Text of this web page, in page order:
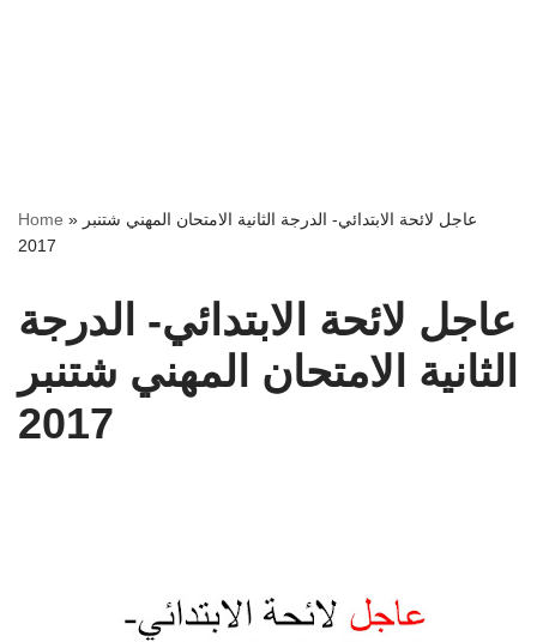
Home » عاجل لائحة الابتدائي- الدرجة الثانية الامتحان المهني شتنبر
2017
عاجل لائحة الابتدائي- الدرجة
الثانية الامتحان المهني شتنبر
2017